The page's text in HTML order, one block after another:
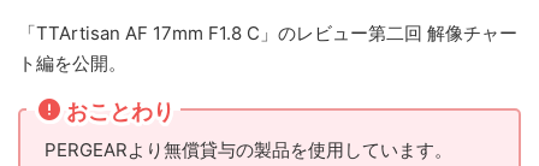
「TTArtisan AF 17mm F1.8 C」のレビュー第二回 解像チャー
ト編を公開。
おことわり
PERGEARより無償貸与の製品を使用しています。